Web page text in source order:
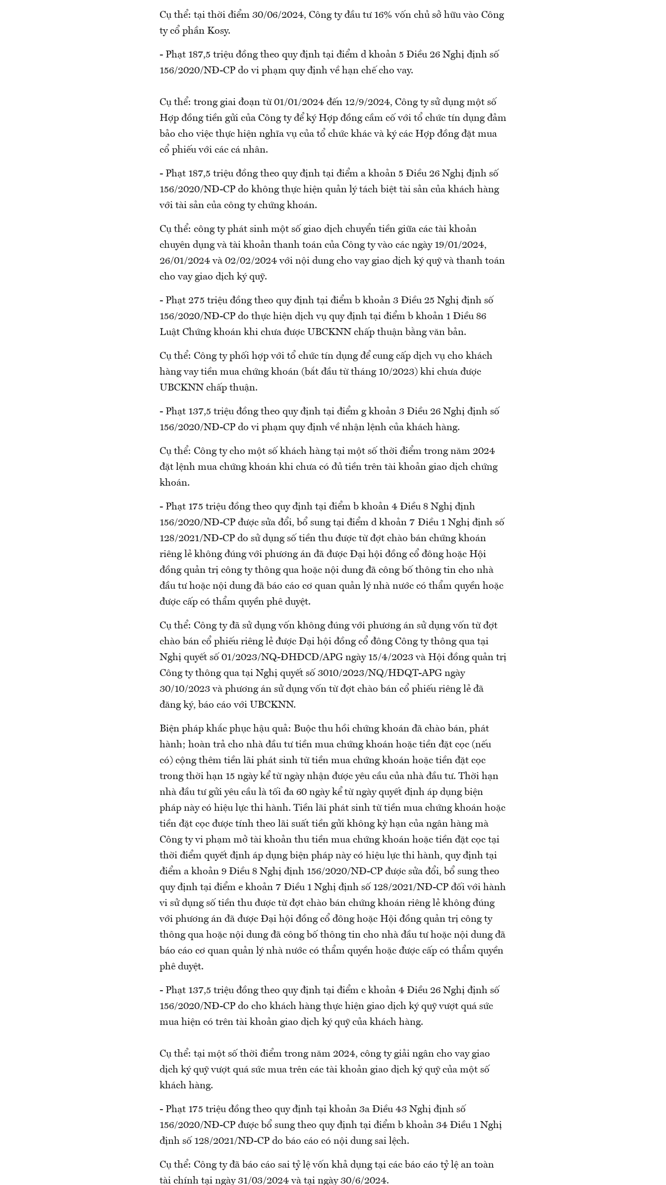
Cụ thể: tại thời điểm 30/06/2024, Công ty đầu tư 16% vốn chủ sở hữu vào Công
ty cổ phần Kosy.
- Phạt 187,5 triệu đồng theo quy định tại điểm d khoản 5 Điều 26 Nghị định số
156/2020/NĐ-CP do vi phạm quy định về hạn chế cho vay.
Cụ thể: trong giai đoạn từ 01/01/2024 đến 12/9/2024, Công ty sử dụng một số
Hợp đồng tiền gửi của Công ty để ký Hợp đồng cầm cố với tổ chức tín dụng đảm
bảo cho việc thực hiện nghĩa vụ của tổ chức khác và ký các Hợp đồng đặt mua
cổ phiếu với các cá nhân.
- Phạt 187,5 triệu đồng theo quy định tại điểm a khoản 5 Điều 26 Nghị định số
156/2020/NĐ-CP do không thực hiện quản lý tách biệt tài sản của khách hàng
với tài sản của công ty chứng khoán.
Cụ thể: công ty phát sinh một số giao dịch chuyển tiền giữa các tài khoản
chuyên dụng và tài khoản thanh toán của Công ty vào các ngày 19/01/2024,
26/01/2024 và 02/02/2024 với nội dung cho vay giao dịch ký quỹ và thanh toán
cho vay giao dịch ký quỹ.
- Phạt 275 triệu đồng theo quy định tại điểm b khoản 3 Điều 25 Nghị định số
156/2020/NĐ-CP do thực hiện dịch vụ quy định tại điểm b khoản 1 Điều 86
Luật Chứng khoán khi chưa được UBCKNN chấp thuận bằng văn bản.
Cụ thể: Công ty phối hợp với tổ chức tín dụng để cung cấp dịch vụ cho khách
hàng vay tiền mua chứng khoán (bắt đầu từ tháng 10/2023) khi chưa được
UBCKNN chấp thuận.
- Phạt 137,5 triệu đồng theo quy định tại điểm g khoản 3 Điều 26 Nghị định số
156/2020/NĐ-CP do vi phạm quy định về nhận lệnh của khách hàng.
Cụ thể: Công ty cho một số khách hàng tại một số thời điểm trong năm 2024
đặt lệnh mua chứng khoán khi chưa có đủ tiền trên tài khoản giao dịch chứng
khoán.
- Phạt 175 triệu đồng theo quy định tại điểm b khoản 4 Điều 8 Nghị định
156/2020/NĐ-CP được sửa đổi, bổ sung tại điểm d khoản 7 Điều 1 Nghị định số
128/2021/NĐ-CP do sử dụng số tiền thu được từ đợt chào bán chứng khoán
riêng lẻ không đúng với phương án đã được Đại hội đồng cổ đông hoặc Hội
đồng quản trị công ty thông qua hoặc nội dung đã công bố thông tin cho nhà
đầu tư hoặc nội dung đã báo cáo cơ quan quản lý nhà nước có thẩm quyền hoặc
được cấp có thẩm quyền phê duyệt.
Cụ thể: Công ty đã sử dụng vốn không đúng với phương án sử dụng vốn từ đợt
chào bán cổ phiếu riêng lẻ được Đại hội đồng cổ đông Công ty thông qua tại
Nghị quyết số 01/2023/NQ-ĐHĐCĐ/APG ngày 15/4/2023 và Hội đồng quản trị
Công ty thông qua tại Nghị quyết số 3010/2023/NQ/HĐQT-APG ngày
30/10/2023 và phương án sử dụng vốn từ đợt chào bán cổ phiếu riêng lẻ đã
đăng ký, báo cáo với UBCKNN.
Biện pháp khắc phục hậu quả: Buộc thu hồi chứng khoán đã chào bán, phát
hành; hoàn trả cho nhà đầu tư tiền mua chứng khoán hoặc tiền đặt cọc (nếu
có) cộng thêm tiền lãi phát sinh từ tiền mua chứng khoán hoặc tiền đặt cọc
trong thời hạn 15 ngày kể từ ngày nhận được yêu cầu của nhà đầu tư. Thời hạn
nhà đầu tư gửi yêu cầu là tối đa 60 ngày kể từ ngày quyết định áp dụng biện
pháp này có hiệu lực thi hành. Tiền lãi phát sinh từ tiền mua chứng khoán hoặc
tiền đặt cọc được tính theo lãi suất tiền gửi không kỳ hạn của ngân hàng mà
Công ty vi phạm mở tài khoản thu tiền mua chứng khoán hoặc tiền đặt cọc tại
thời điểm quyết định áp dụng biện pháp này có hiệu lực thi hành, quy định tại
điểm a khoản 9 Điều 8 Nghị định 156/2020/NĐ-CP được sửa đổi, bổ sung theo
quy định tại điểm e khoản 7 Điều 1 Nghị định số 128/2021/NĐ-CP đối với hành
vi sử dụng số tiền thu được từ đợt chào bán chứng khoán riêng lẻ không đúng
với phương án đã được Đại hội đồng cổ đông hoặc Hội đồng quản trị công ty
thông qua hoặc nội dung đã công bố thông tin cho nhà đầu tư hoặc nội dung đã
báo cáo cơ quan quản lý nhà nước có thẩm quyền hoặc được cấp có thẩm quyền
phê duyệt.
- Phạt 137,5 triệu đồng theo quy định tại điểm c khoản 4 Điều 26 Nghị định số
156/2020/NĐ-CP do cho khách hàng thực hiện giao dịch ký quỹ vượt quá sức
mua hiện có trên tài khoản giao dịch ký quỹ của khách hàng.
Cụ thể: tại một số thời điểm trong năm 2024, công ty giải ngân cho vay giao
dịch ký quỹ vượt quá sức mua trên các tài khoản giao dịch ký quỹ của một số
khách hàng.
- Phạt 175 triệu đồng theo quy định tại khoản 3a Điều 43 Nghị định số
156/2020/NĐ-CP được bổ sung theo quy định tại điểm b khoản 34 Điều 1 Nghị
định số 128/2021/NĐ-CP do báo cáo có nội dung sai lệch.
Cụ thể: Công ty đã báo cáo sai tỷ lệ vốn khả dụng tại các báo cáo tỷ lệ an toàn
tài chính tại ngày 31/03/2024 và tại ngày 30/6/2024.